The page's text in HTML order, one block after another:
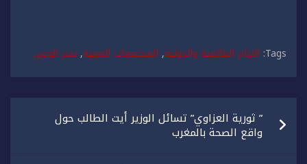
Tags: الايام العالمية والدولية, المجتمعات العربية, نشر الوعي
تصفّح
المقالات
” ثورية العزاوي” تسائل الوزير أيت الطالب حول
واقع الصحة بالمغرب